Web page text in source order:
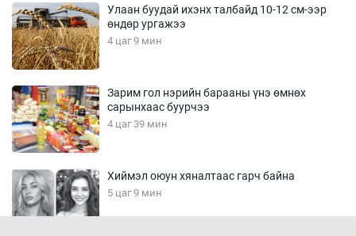
Улаан буудай ихэнх талбайд 10-12 см-ээр
өндөр ургажээ
4 цаг 9 мин
Зарим гол нэрийн барааны үнэ өмнөх
сарынхаас буурчээ
4 цаг 39 мин
Хиймэл оюун хяналтаас гарч байна
5 цаг 9 мин